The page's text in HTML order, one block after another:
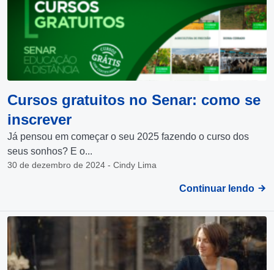
Cursos gratuitos no Senar: como se
inscrever
Já pensou em começar o seu 2025 fazendo o curso dos
seus sonhos? E o...
30 de dezembro de 2024 - Cindy Lima
Continuar lendo